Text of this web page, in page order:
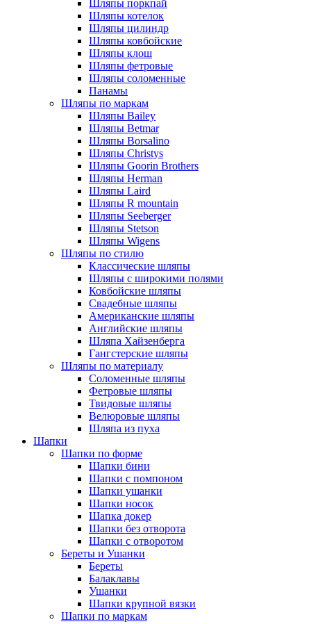
Шляпы поркпай
Шляпы котелок
Шляпы цилиндр
Шляпы ковбойские
Шляпы клош
Шляпы фетровые
Шляпы соломенные
Панамы
Шляпы по маркам
Шляпы Bailey
Шляпы Betmar
Шляпы Borsalino
Шляпы Christys
Шляпы Goorin Brothers
Шляпы Herman
Шляпы Laird
Шляпы R mountain
Шляпы Seeberger
Шляпы Stetson
Шляпы Wigens
Шляпы по стилю
Классические шляпы
Шляпы с широкими полями
Ковбойские шляпы
Свадебные шляпы
Американские шляпы
Английские шляпы
Шляпа Хайзенберга
Гангстерские шляпы
Шляпы по материалу
Соломенные шляпы
Фетровые шляпы
Твидовые шляпы
Велюровые шляпы
Шляпа из пуха
Шапки
Шапки по форме
Шапки бини
Шапки с помпоном
Шапки ушанки
Шапки носок
Шапка докер
Шапки без отворота
Шапки с отворотом
Береты и Ушанки
Береты
Балаклавы
Ушанки
Шапки крупной вязки
Шапки по маркам